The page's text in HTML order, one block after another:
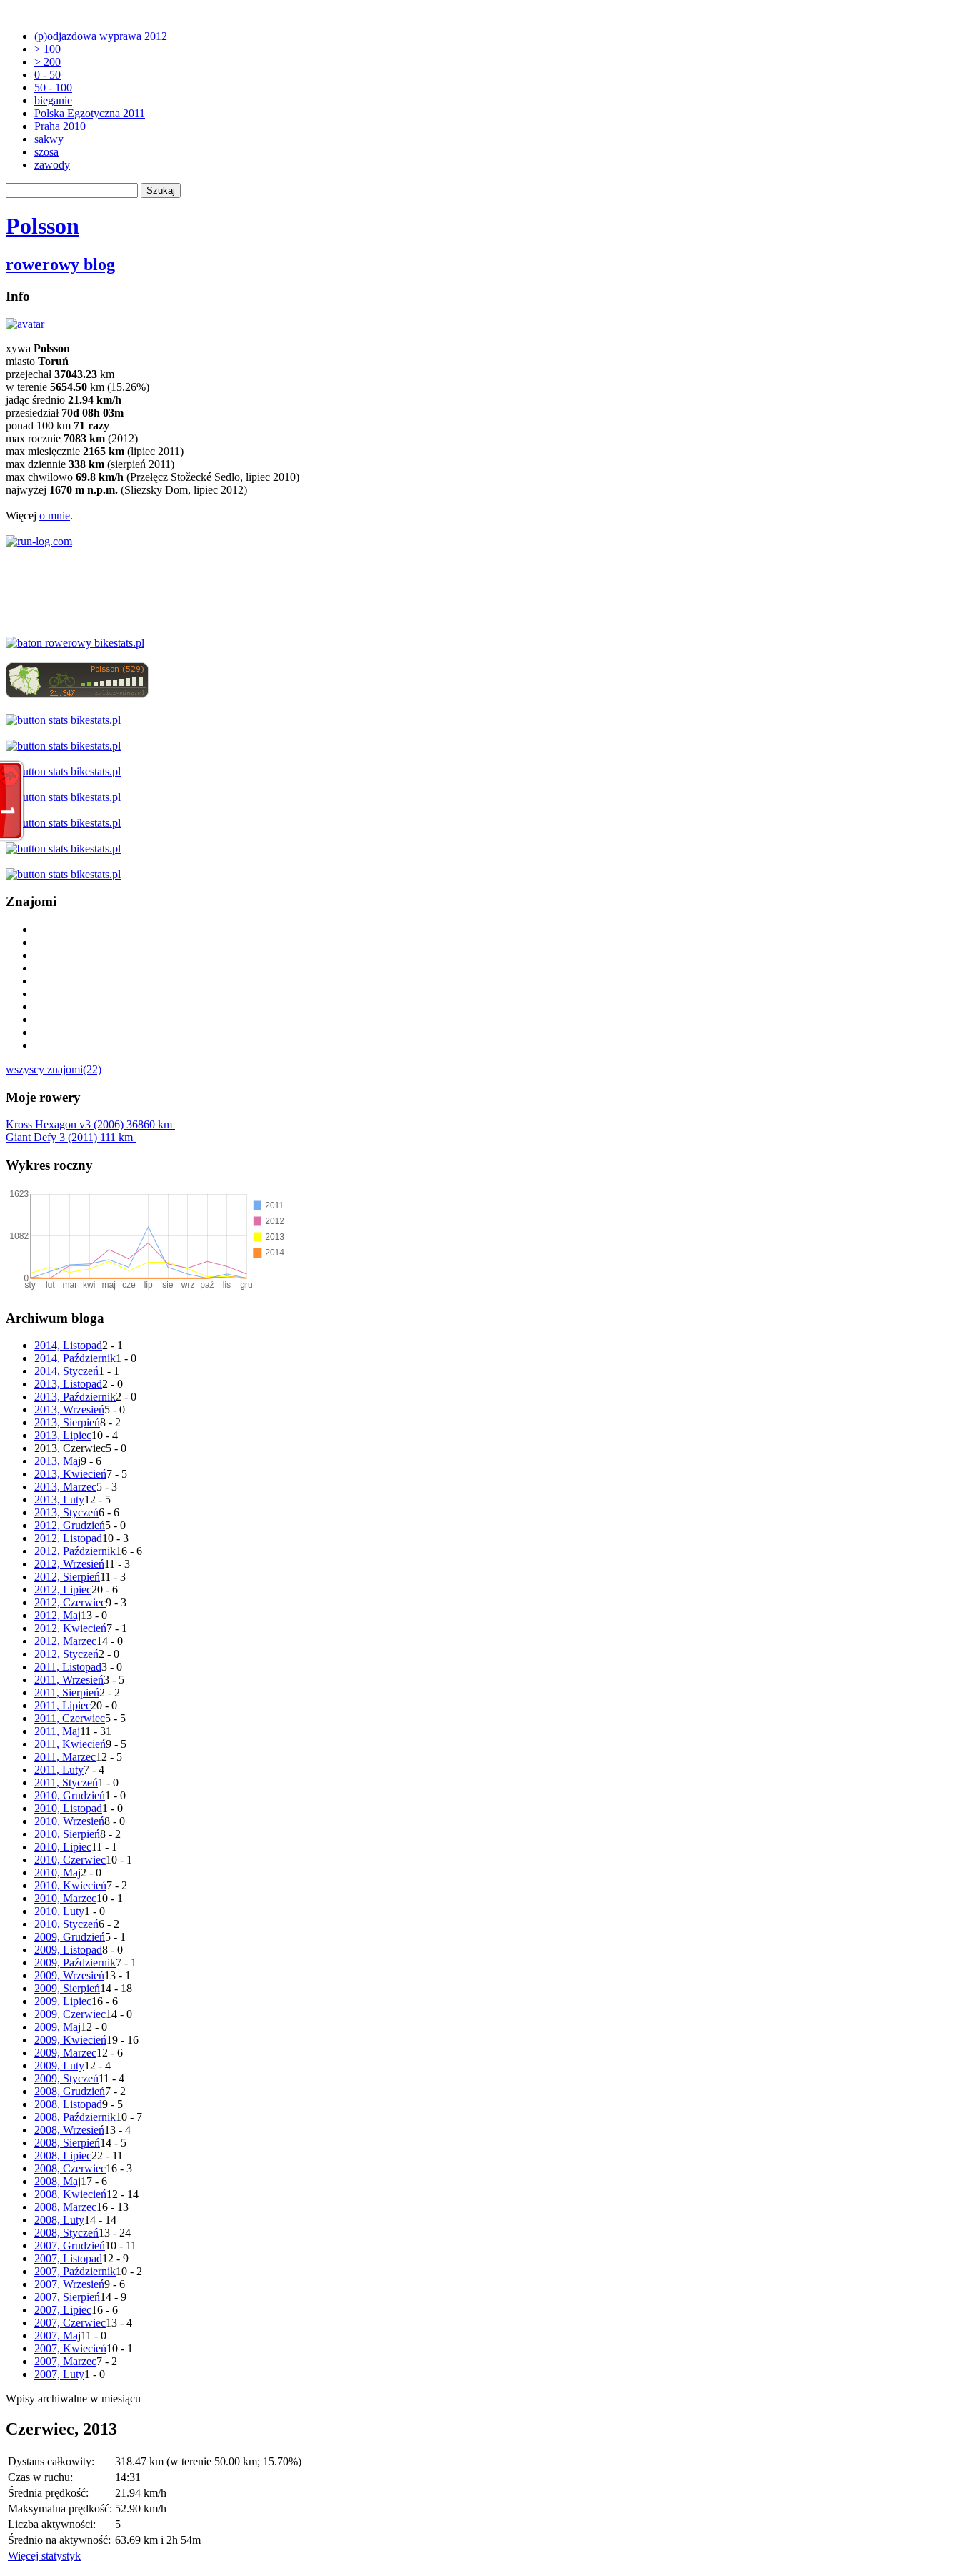
(p)odjazdowa wyprawa 2012
> 100
> 200
0 - 50
50 - 100
bieganie
Polska Egzotyczna 2011
Praha 2010
sakwy
szosa
zawody
Polsson
rowerowy blog
Info
xywa Polsson
miasto Toruń
przejechał37043.23 km
w terenie 5654.50 km (15.26%)
jadąc średnio 21.94 km/h
przesiedział 70d 08h 03m
ponad 100 km 71 razy
max rocznie 7083 km (2012)
max miesięcznie 2165 km (lipiec 2011)
max dziennie 338 km (sierpień 2011)
max chwilowo 69.8 km/h (Przełęcz Stožecké Sedlo, lipiec 2010)
najwyżej 1670 m n.p.m. (Sliezsky Dom, lipiec 2012)
Więcej o mnie.
Znajomi
wszyscy znajomi(22)
Moje rowery
Kross Hexagon v3 (2006) 36860 km
Giant Defy 3 (2011) 111 km
Wykres roczny
Archiwum bloga
2014, Listopad2 - 1
2014, Październik1 - 0
2014, Styczeń1 - 1
2013, Listopad2 - 0
2013, Październik2 - 0
2013, Wrzesień5 - 0
2013, Sierpień8 - 2
2013, Lipiec10 - 4
2013, Czerwiec5 - 0
2013, Maj9 - 6
2013, Kwiecień7 - 5
2013, Marzec5 - 3
2013, Luty12 - 5
2013, Styczeń6 - 6
2012, Grudzień5 - 0
2012, Listopad10 - 3
2012, Październik16 - 6
2012, Wrzesień11 - 3
2012, Sierpień11 - 3
2012, Lipiec20 - 6
2012, Czerwiec9 - 3
2012, Maj13 - 0
2012, Kwiecień7 - 1
2012, Marzec14 - 0
2012, Styczeń2 - 0
2011, Listopad3 - 0
2011, Wrzesień3 - 5
2011, Sierpień2 - 2
2011, Lipiec20 - 0
2011, Czerwiec5 - 5
2011, Maj11 - 31
2011, Kwiecień9 - 5
2011, Marzec12 - 5
2011, Luty7 - 4
2011, Styczeń1 - 0
2010, Grudzień1 - 0
2010, Listopad1 - 0
2010, Wrzesień8 - 0
2010, Sierpień8 - 2
2010, Lipiec11 - 1
2010, Czerwiec10 - 1
2010, Maj2 - 0
2010, Kwiecień7 - 2
2010, Marzec10 - 1
2010, Luty1 - 0
2010, Styczeń6 - 2
2009, Grudzień5 - 1
2009, Listopad8 - 0
2009, Październik7 - 1
2009, Wrzesień13 - 1
2009, Sierpień14 - 18
2009, Lipiec16 - 6
2009, Czerwiec14 - 0
2009, Maj12 - 0
2009, Kwiecień19 - 16
2009, Marzec12 - 6
2009, Luty12 - 4
2009, Styczeń11 - 4
2008, Grudzień7 - 2
2008, Listopad9 - 5
2008, Październik10 - 7
2008, Wrzesień13 - 4
2008, Sierpień14 - 5
2008, Lipiec22 - 11
2008, Czerwiec16 - 3
2008, Maj17 - 6
2008, Kwiecień12 - 14
2008, Marzec16 - 13
2008, Luty14 - 14
2008, Styczeń13 - 24
2007, Grudzień10 - 11
2007, Listopad12 - 9
2007, Październik10 - 2
2007, Wrzesień9 - 6
2007, Sierpień14 - 9
2007, Lipiec16 - 6
2007, Czerwiec13 - 4
2007, Maj11 - 0
2007, Kwiecień10 - 1
2007, Marzec7 - 2
2007, Luty1 - 0
Wpisy archiwalne w miesiącu
Czerwiec, 2013
Dystans całkowity:
318.47 km (w terenie 50.00 km; 15.70%)
Czas w ruchu:
14:31
Średnia prędkość:
21.94 km/h
Maksymalna prędkość: 52.90 km/h
Liczba aktywności:
5
Średnio na aktywność: 63.69 km i 2h 54m
Więcej statystyk